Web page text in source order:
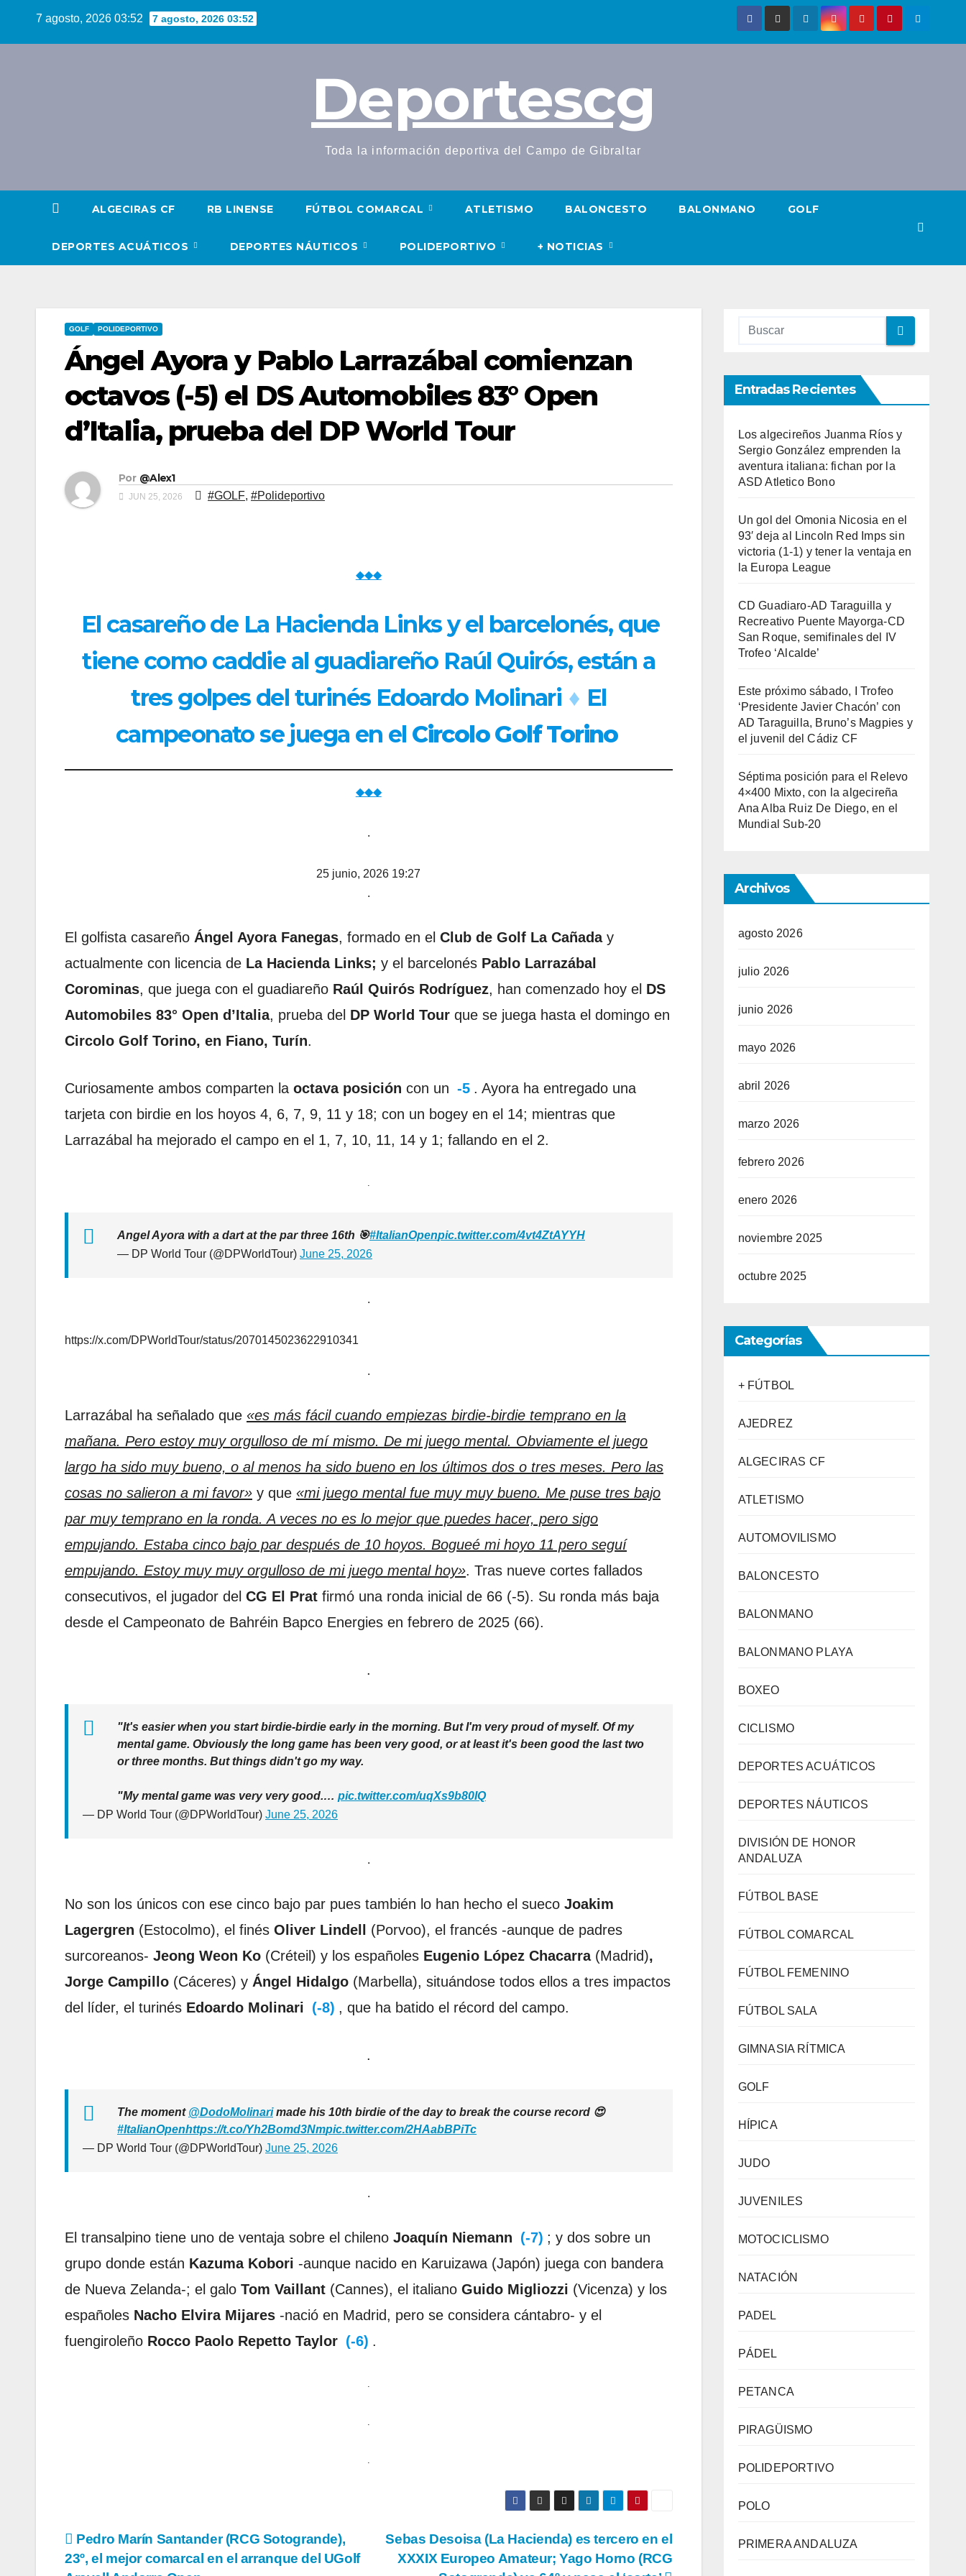
7 agosto, 2026 03:52 7 agosto, 2026 03:52
Deportescg
Toda la información deportiva del Campo de Gibraltar
ALGECIRAS CF RB LINENSE FÚTBOL COMARCAL ATLETISMO BALONCESTO BALONMANO GOLF
DEPORTES ACUÁTICOS DEPORTES NÁUTICOS POLIDEPORTIVO + NOTICIAS
GOLF POLIDEPORTIVO
Ángel Ayora y Pablo Larrazábal comienzan
octavos (-5) el DS Automobiles 83° Open
d’Italia, prueba del DP World Tour
Por @Alex1
JUN 25, 2026 #GOLF, #Polideportivo
◆◆◆
El casareño de La Hacienda Links y el barcelonés, que
tiene como caddie al guadiareño Raúl Quirós, están a
tres golpes del turinés Edoardo Molinari ♦ El
campeonato se juega en el Circolo Golf Torino
◆◆◆
.
25 junio, 2026 19:27
.
El golfista casareño Ángel Ayora Fanegas, formado en el Club de Golf La Cañaday
actualmente con licencia de La Hacienda Links; y el barcelonés Pablo Larrazábal
Corominas, que juega con el guadiareño Raúl Quirós Rodríguez, han comenzado hoy el DS
Automobiles 83° Open d’Italia, prueba del DP World Tour que se juega hasta el domingo en
Circolo Golf Torino, en Fiano, Turín.
Curiosamente ambos comparten la octava posición con un -5 . Ayora ha entregado una
tarjeta con birdie en los hoyos 4, 6, 7, 9, 11 y 18; con un bogey en el 14; mientras que
Larrazábal ha mejorado el campo en el 1, 7, 10, 11, 14 y 1; fallando en el 2.
Angel Ayora with a dart at the par three 16th 🎯#ItalianOpenpic.twitter.com/4vt4ZtAYYH
— DP World Tour (@DPWorldTour) June 25, 2026
.
https://x.com/DPWorldTour/status/2070145023622910341
.
Larrazábal ha señalado que «es más fácil cuando empiezas birdie-birdie temprano en la
mañana. Pero estoy muy orgulloso de mí mismo. De mi juego mental. Obviamente el juego
largo ha sido muy bueno, o al menos ha sido bueno en los últimos dos o tres meses. Pero las
cosas no salieron a mi favor» y que «mi juego mental fue muy muy bueno. Me puse tres bajo
par muy temprano en la ronda. A veces no es lo mejor que puedes hacer, pero sigo
empujando. Estaba cinco bajo par después de 10 hoyos. Bogueé mi hoyo 11 pero seguí
empujando. Estoy muy muy orgulloso de mi juego mental hoy». Tras nueve cortes fallados
consecutivos, el jugador del CG El Prat firmó una ronda inicial de 66 (-5). Su ronda más baja
desde el Campeonato de Bahréin Bapco Energies en febrero de 2025 (66).
.
"It's easier when you start birdie-birdie early in the morning. But I'm very proud of myself. Of my
mental game. Obviously the long game has been very good, or at least it's been good the last two
or three months. But things didn't go my way.
"My mental game was very very good.… pic.twitter.com/uqXs9b80IQ
— DP World Tour (@DPWorldTour) June 25, 2026
.
No son los únicos con ese cinco bajo par pues también lo han hecho el sueco Joakim
Lagergren (Estocolmo), el finés Oliver Lindell
(Porvoo), el francés -aunque de padres
surcoreanos- Jeong Weon Ko (Créteil) y los españoles Eugenio López Chacarra(Madrid),
Jorge Campillo (Cáceres) y Ángel Hidalgo (Marbella), situándose todos ellos a tres impactos
del líder, el turinés Edoardo Molinari (-8) , que ha batido el récord del campo.
.
The moment @DodoMolinarimade his 10th birdie of the day to break the course record 😍
#ItalianOpenhttps://t.co/Yh2Bomd3Nmpic.twitter.com/2HAabBPiTc
— DP World Tour (@DPWorldTour) June 25, 2026
.
El transalpino tiene uno de ventaja sobre el chileno Joaquín Niemann (-7) ; y dos sobre un
grupo donde están Kazuma Kobori -aunque nacido en Karuizawa (Japón) juega con bandera
de Nueva Zelanda-; el galo Tom Vaillant (Cannes), el italiano Guido Migliozzi (Vicenza) y los
españoles Nacho Elvira Mijares -nació en Madrid, pero se considera cántabro- y el
fuengiroleño Rocco Paolo Repetto Taylor (-6) .
Navegación
Sebas Desoisa (La Hacienda) es tercero en el
XXXIX Europeo Amateur; Yago Horno (RCG
Pedro Marín Santander (RCG Sotogrande),
23º, el mejor comarcal en el arranque del UGolf
Entradas Recientes
Los algecireños Juanma Ríos y
Sergio González emprenden la
aventura italiana: fichan por la
ASD Atletico Bono
Un gol del Omonia Nicosia en el
93′ deja al Lincoln Red Imps sin
victoria (1-1) y tener la ventaja en
la Europa League
CD Guadiaro-AD Taraguilla y
Recreativo Puente Mayorga-CD
San Roque, semifinales del IV
Trofeo ‘Alcalde’
Este próximo sábado, I Trofeo
‘Presidente Javier Chacón’ con
AD Taraguilla, Bruno’s Magpies y
el juvenil del Cádiz CF
Séptima posición para el Relevo
4×400 Mixto, con la algecireña
Ana Alba Ruiz De Diego, en el
Mundial Sub-20
Archivos
agosto 2026
julio 2026
junio 2026
mayo 2026
abril 2026
marzo 2026
febrero 2026
enero 2026
noviembre 2025
octubre 2025
Categorías
+ FÚTBOL
AJEDREZ
ALGECIRAS CF
ATLETISMO
AUTOMOVILISMO
BALONCESTO
BALONMANO
BALONMANO PLAYA
BOXEO
CICLISMO
DEPORTES ACUÁTICOS
DEPORTES NÁUTICOS
DIVISIÓN DE HONOR
ANDALUZA
FÚTBOL BASE
FÚTBOL COMARCAL
FÚTBOL FEMENINO
FÚTBOL SALA
GIMNASIA RÍTMICA
GOLF
HÍPICA
JUDO
JUVENILES
MOTOCICLISMO
NATACIÓN
PADEL
PÁDEL
PETANCA
PIRAGÜISMO
POLIDEPORTIVO
POLO
PRIMERA ANDALUZA